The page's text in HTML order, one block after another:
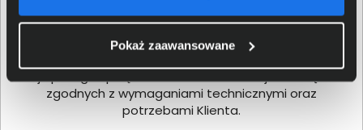
Pokaż zaawansowane
Certyfikat Jabra Video Expert Club, który posiada nasza
firma, daje pewność, że wiedza, doświadczenie i
zgodnych z wymaganiami technicznymi oraz
potrzebami Klienta.